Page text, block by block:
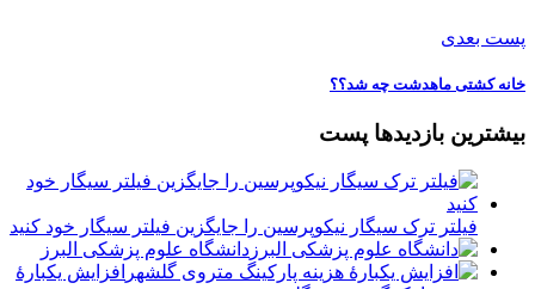
پست بعدی
خانه کشتی ماهدشت چه شد؟؟
بیشترین بازدیدها پست
فیلتر ترک سیگار نیکوپرسین را جایگزین فیلتر سیگار خود کنید
دانشگاه علوم پزشکی البرز
افزایش یکبارۀ